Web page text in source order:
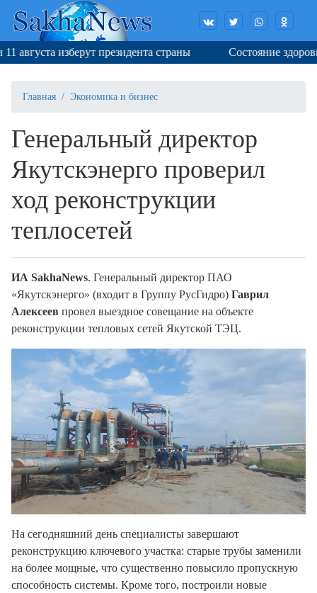
изберут президента страны Состояние
Главная Экономика и бизнес
Генеральный директор
Якутскэнерго проверил
ход реконструкции
теплосетей
ИА SakhaNews. Генеральный директор ПАО
«Якутскэнерго» (входит в Группу РусГидро) Гаврил
Алексеев провел выездное совещание на объекте
реконструкции тепловых сетей Якутской ТЭЦ.
На сегодняшний день специалисты завершают
реконструкцию ключевого участка: старые трубы заменили
на более мощные, что существенно повысило пропускную
способность системы. Кроме того, построили новые